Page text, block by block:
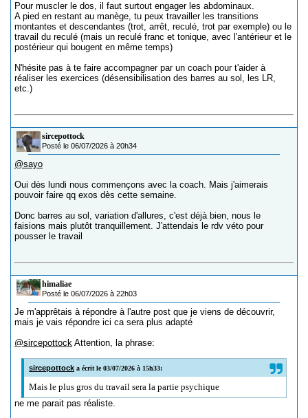
Pour muscler le dos, il faut surtout engager les abdominaux.
A pied en restant au manège, tu peux travailler les transitions
montantes et descendantes (trot, arrêt, reculé, trot par exemple) ou le
travail du reculé (mais un reculé franc et tonique, avec l'antérieur et le
postérieur qui bougent en même temps)
N'hésite pas à te faire accompagner par un coach pour t'aider à
réaliser les exercices (désensibilisation des barres au sol, les LR,
etc.)
sircepottock
Posté le 06/07/2026 à 20h34
@sayo
Oui dès lundi nous commençons avec la coach. Mais j'aimerais
pouvoir faire qq exos dès cette semaine.
Donc barres au sol, variation d'allures, c'est déjà bien, nous le
faisions mais plutôt tranquillement. J'attendais le rdv véto pour
pousser le travail
himaliae
Posté le 06/07/2026 à 22h03
Je m'apprêtais à répondre à l'autre post que je viens de découvrir,
mais je vais répondre ici ca sera plus adapté
@sircepottock Attention, la phrase:
sircepottock a écrit le 03/07/2026 à 15h33:
Mais le plus gros du travail sera la partie psychique
ne me parait pas réaliste.